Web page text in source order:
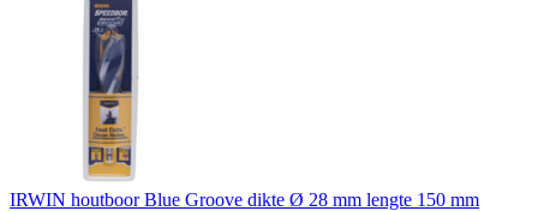
IRWIN houtboor Blue Groove dikte Ø 28 mm lengte 150 mm